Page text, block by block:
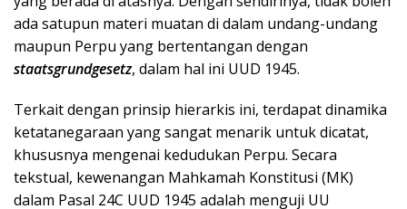
ada satupun materi muatan di dalam undang-undang
maupun Perpu yang bertentangan dengan
staatsgrundgesetz, dalam hal ini UUD 1945.
Terkait dengan prinsip hierarkis ini, terdapat dinamika
ketatanegaraan yang sangat menarik untuk dicatat,
khususnya mengenai kedudukan Perpu. Secara
tekstual, kewenangan Mahkamah Konstitusi (MK)
dalam Pasal 24C UUD 1945 adalah menguji UU